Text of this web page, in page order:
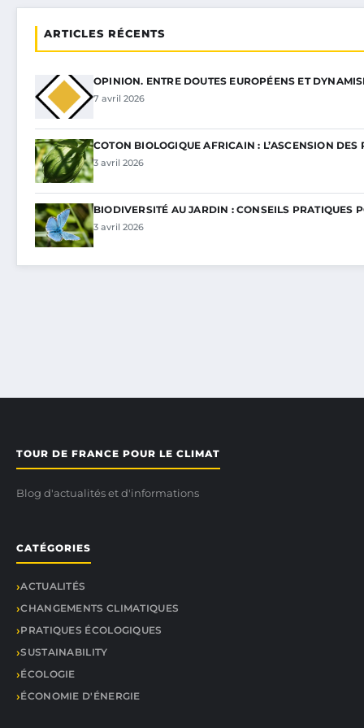
ARTICLES RÉCENTS
OPINION. ENTRE DOUTES EUROPÉENS ET
7 avril 2026
COTON BIOLOGIQUE AFRICAIN : L’ASCENSION DES
3 avril 2026
BIODIVERSITÉ AU JARDIN : CONSEILS PRATIQUES
3 avril 2026
TOUR DE FRANCE POUR LE CLIMAT
Blog d'actualités et d'informations
CATÉGORIES
ACTUALITÉS
CHANGEMENTS CLIMATIQUES
PRATIQUES ÉCOLOGIQUES
SUSTAINABILITY
ÉCOLOGIE
ÉCONOMIE D'ÉNERGIE